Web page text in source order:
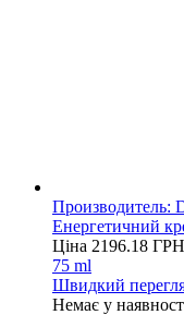
Производитель:
Енергетичний
Ціна 2196.18
75 ml
Швидкий
Немає у